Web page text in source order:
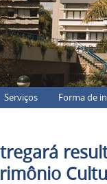
Serviços Forma de